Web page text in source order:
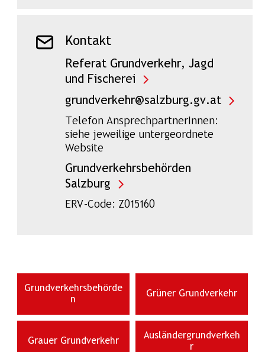
Kontakt
Referat Grundverkehr, Jagd
und Fischerei
grundverkehr@salzburg.gv.at
Telefon AnsprechpartnerInnen:
siehe jeweilige untergeordnete
Website
Grundverkehrsbehörden
Salzburg
ERV-Code: Z015160
Grundverkehrsbehörde
n
Grüner Grundverkehr
Grauer Grundverkehr
Ausländergrundverkeh
r